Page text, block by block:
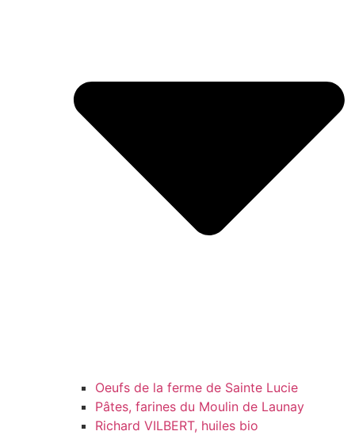
Oeufs de la ferme de Sainte Lucie
Pâtes, farines du Moulin de Launay
Richard VILBERT, huiles bio